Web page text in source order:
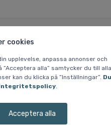
cookies
upplevelse, anpassa annonser och
alla” samtycker du till alla
kan du klicka på ”Inställningar”. Du
integritetspolicy.
Acceptera alla
varor